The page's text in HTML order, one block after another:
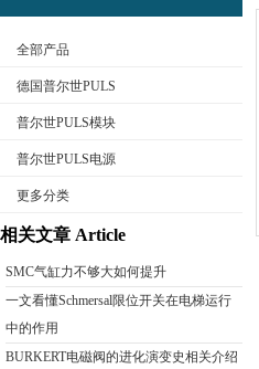
全部产品
德国普尔世PULS
普尔世PULS模块
普尔世PULS电源
更多分类
相关文章 Article
SMC气缸力不够大如何提升
一文看懂Schmersal限位开关在电梯运行
中的作用
BURKERT电磁阀的进化演变史相关介绍